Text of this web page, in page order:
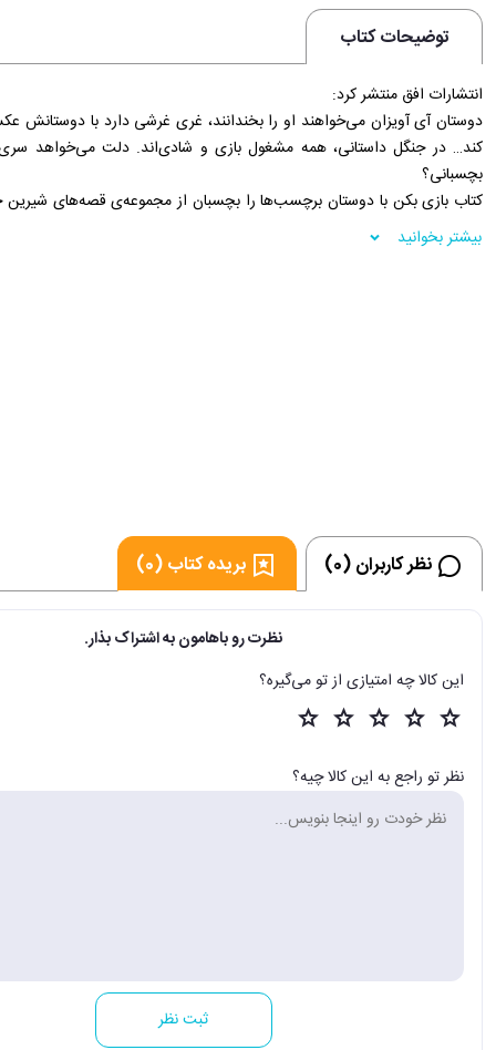
توضیحات کتاب
انتشارات افق منتشر کرد:
دوستان آی آویزان می‌خواهند او را بخندانند، غری غرشی دارد با دوستانش
کند… در جنگل داستانی، همه مشغول بازی و شادی‌اند. دلت می‌خواهد
بچسبانی؟
مهارت‌های كودك را افزايش می‌دهند و یادگیری را برای او به فعالیتی شاد و
بکن با دوستان برچسب‌ها را بچسبان کودک به شیوه‌ای جذاب به کمک
بیشتر بخوانید
نظر کاربران (0) بریده کتاب (0)
نظرت رو باهامون به اشتراک بذار.
این کالا چه امتیازی از تو می‌گیره؟
نظر تو راجع به این کالا چیه؟
ثبت نظر